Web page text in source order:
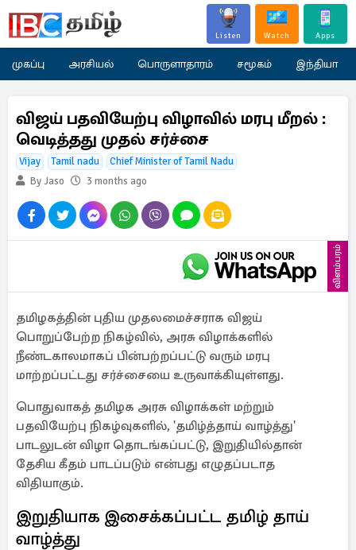
Listen Watch Apps
முகப்பு அரசியல் பொருளாதாரம் சமூகம் இந்தியா
விஜய் பதவியேற்பு விழாவில் மரபு மீறல் :
வெடித்தது முதல் சர்ச்சை
Vijay Tamil nadu
Chief Minister of Tamil Nadu
By Jaso
3 months ago
விளம்பரம்
தமிழகத்தின் புதிய முதலமைச்சராக விஜய்
பொறுப்பேற்ற நிகழ்வில், அரசு விழாக்களில்
நீண்டகாலமாகப் பின்பற்றப்பட்டு வரும் மரபு
மாற்றப்பட்டது சர்ச்சையை உருவாக்கியுள்ளது.
பொதுவாகத் தமிழக அரசு விழாக்கள் மற்றும்
பதவியேற்பு நிகழ்வுகளில், 'தமிழ்த்தாய் வாழ்த்து'
பாடலுடன் விழா தொடங்கப்பட்டு, இறுதியில்தான்
தேசிய கீதம் பாடப்படும் என்பது எழுதப்படாத
விதியாகும்.
இறுதியாக இசைக்கப்பட்ட தமிழ் தாய்
வாழ்த்து